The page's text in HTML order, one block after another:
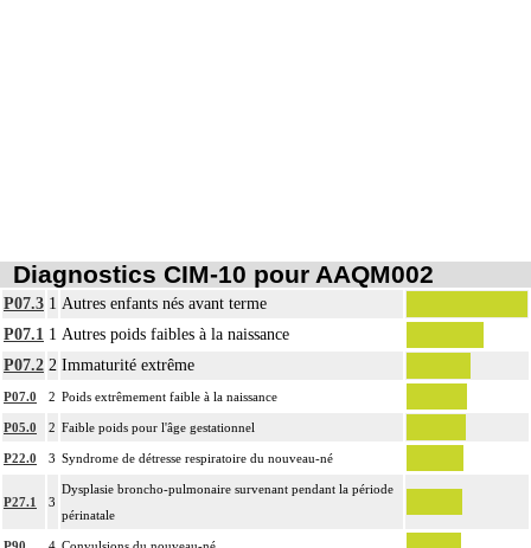
Diagnostics CIM-10 pour AAQM002
P07.3 1 Autres enfants nés avant terme
P07.1 1 Autres poids faibles à la naissance
P07.2 2 Immaturité extrême
P07.0 2 Poids extrêmement faible à la naissance
P05.0 2 Faible poids pour l'âge gestationnel
P22.0 3 Syndrome de détresse respiratoire du nouveau-né
P27.1 3
Dysplasie broncho-pulmonaire survenant pendant la période
périnatale